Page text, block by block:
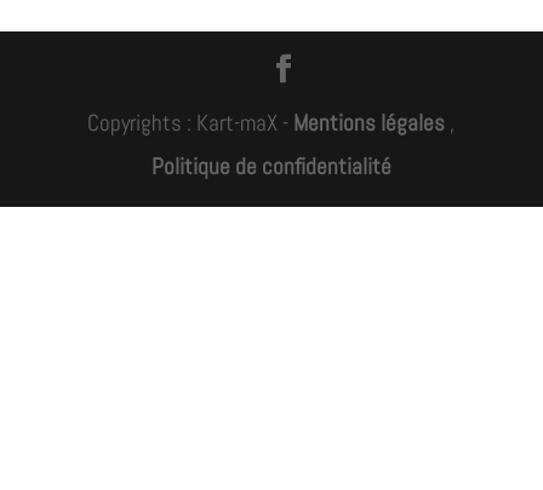
Copyrights : Kart-maX - Mentions légales ,
Politique de confidentialité